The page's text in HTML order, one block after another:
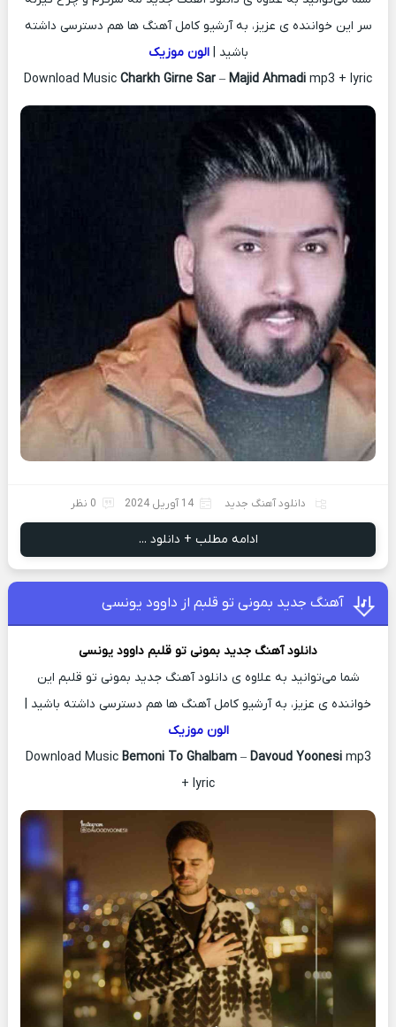
سر این خواننده ی عزیز، به آرشیو کامل آهنگ ها هم دسترسی داشته
باشید |الون موزیک
Download Music Charkh Girne Sar – Majid Ahmadi mp3 + lyric
دانلود آهنگ جدید 14 آوریل 2024 0 نظر
ادامه مطلب + دانلود ...
آهنگ جدید بمونی تو قلبم از داوود یونسی
دانلود آهنگ جدید بمونی تو قلبم داوود یونسی
شما می‌توانید به علاوه ی دانلود آهنگ جدید بمونی تو قلبم این
خواننده ی عزیز، به آرشیو کامل آهنگ ها هم دسترسی داشته باشید |
الون موزیک
Download Music Bemoni To Ghalbam– Davoud Yoonesimp3
+ lyric